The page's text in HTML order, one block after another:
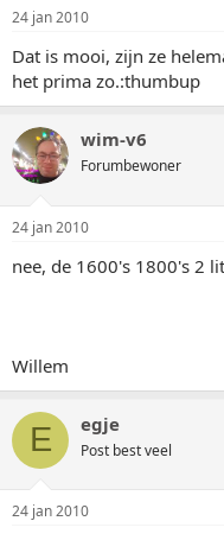
24 jan 2010
Dat is mooi, zijn ze
het prima zo.:thumbup
wim-v6
Forumbewoner
24 jan 2010
nee, de 1600's 1800's 2
Willem
E egje
Post best veel
24 jan 2010